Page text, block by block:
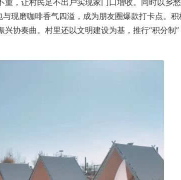
，让村民足不出户实现家门口增收。同时以乡
现磨咖啡香气四溢，成为朋友圈爆款打卡点。积
协奏曲。村里还以文明建设为基，推行“积分制”